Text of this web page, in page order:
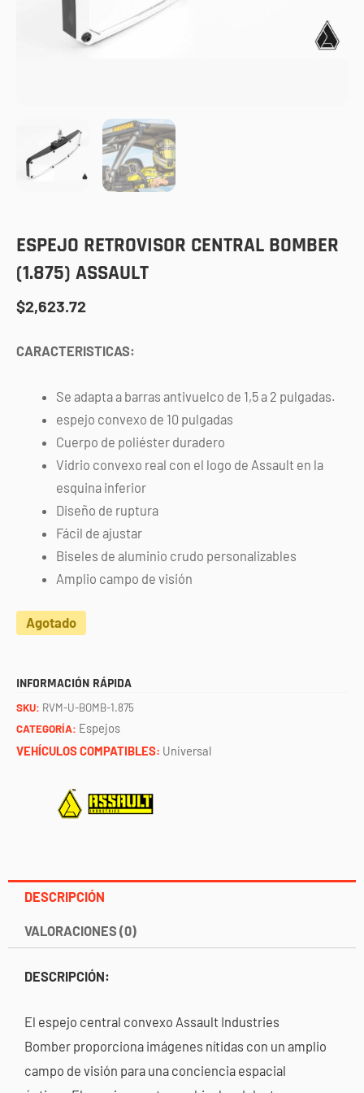
ESPEJO RETROVISOR CENTRAL BOMBER
(1.875) ASSAULT
$2,623.72
CARACTERISTICAS:
Se adapta a barras antivuelco de 1,5 a 2 pulgadas.
espejo convexo de 10 pulgadas
Cuerpo de poliéster duradero
Vidrio convexo real con el logo de Assault en la
esquina inferior
Diseño de ruptura
Fácil de ajustar
Biseles de aluminio crudo personalizables
Amplio campo de visión
Agotado
INFORMACIÓN RÁPIDA
SKU: RVM-U-BOMB-1.875
CATEGORÍA: Espejos
VEHÍCULOS COMPATIBLES: Universal
DESCRIPCIÓN
VALORACIONES (0)
DESCRIPCIÓN:
El espejo central convexo Assault Industries
Bomber proporciona imágenes nítidas con un amplio
campo de visión para una conciencia espacial